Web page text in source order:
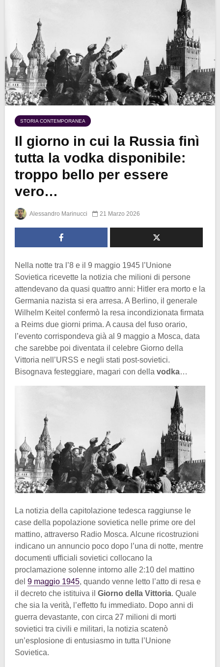
STORIA CONTEMPORANEA
Il giorno in cui la Russia finì
tutta la vodka disponibile:
troppo bello per essere
vero…
Alessandro Marinucci 21 Marzo 2026
Nella notte tra l’8 e il 9 maggio 1945 l’Unione
Sovietica ricevette la notizia che milioni di persone
attendevano da quasi quattro anni: Hitler era morto e la
Germania nazista si era arresa. A Berlino, il generale
Wilhelm Keitel confermò la resa incondizionata firmata
a Reims due giorni prima. A causa del fuso orario,
l’evento corrispondeva già al 9 maggio a Mosca, data
che sarebbe poi diventata il celebre Giorno della
Vittoria nell’URSS e negli stati post-sovietici.
Bisognava festeggiare, magari con della vodka…
La notizia della capitolazione tedesca raggiunse le
case della popolazione sovietica nelle prime ore del
mattino, attraverso Radio Mosca. Alcune ricostruzioni
indicano un annuncio poco dopo l’una di notte, mentre
documenti ufficiali sovietici collocano la
proclamazione solenne intorno alle 2:10 del mattino
del 9 maggio 1945, quando venne letto l’atto di resa e
il decreto che istituiva il Giorno della Vittoria. Quale
che sia la verità, l’effetto fu immediato. Dopo anni di
guerra devastante, con circa 27 milioni di morti
sovietici tra civili e militari, la notizia scatenò
un’esplosione di entusiasmo in tutta l’Unione
Sovietica.